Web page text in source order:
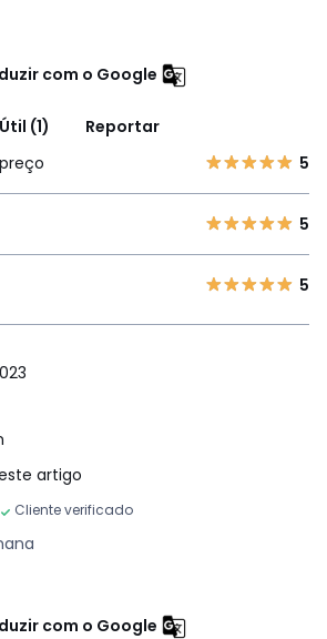
com o Google
Útil (1)
Reportar
5
5
5
artigo
Cliente verificado
com o Google